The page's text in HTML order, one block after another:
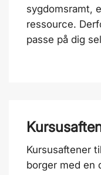
sygdomsramt,
ressource.
passe på dig
Kursusaftener
borger med en